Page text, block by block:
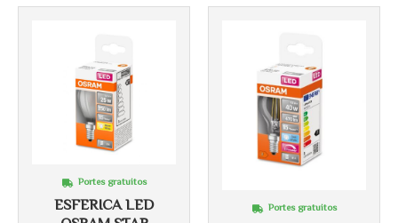
ESFERICA LED
Portes gratuitos
Portes gratuitos